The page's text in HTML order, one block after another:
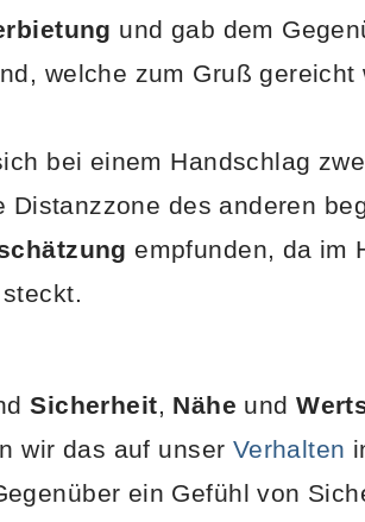
und gab dem
welche zum Gruß gereicht
bei einem Handschlag
des anderen
empfunden, da im
Sicherheit, Nähe und
wir das auf unser Verhalten
ein Gefühl von